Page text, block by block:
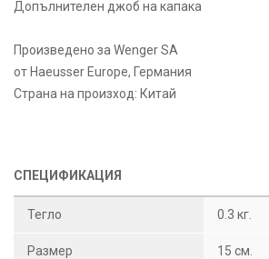
Допълнителен джоб на капака
Произведено за Wenger SA
от Haeusser Europe, Германия
Страна на произход: Китай
СПЕЦИФИКАЦИЯ
Тегло 0.3 кг.
Размер 15 см.